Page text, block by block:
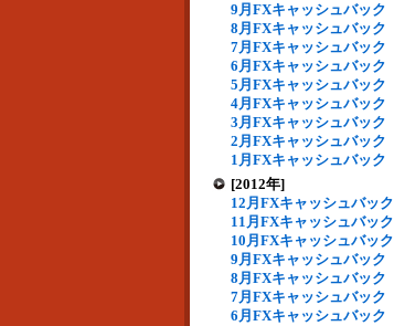
9月FXキャッシュバック
8月FXキャッシュバック
7月FXキャッシュバック
6月FXキャッシュバック
5月FXキャッシュバック
4月FXキャッシュバック
3月FXキャッシュバック
2月FXキャッシュバック
1月FXキャッシュバック
[2012年]
12月FXキャッシュバック
11月FXキャッシュバック
10月FXキャッシュバック
9月FXキャッシュバック
8月FXキャッシュバック
7月FXキャッシュバック
6月FXキャッシュバック